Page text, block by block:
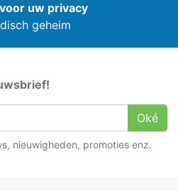
uw privacy
geheim
Oké
nieuwigheden, promoties enz.